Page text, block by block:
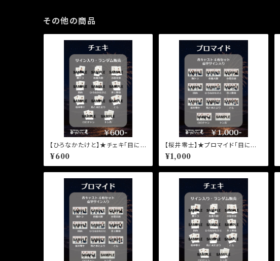
その他の商品
【ひろなかたけと】★チェキ「目に
沁みるんだ、夏。」野崎伊織
¥600
【桜井零士】★プロマイド「目に沁
みるんだ、夏。」永井圭介
¥1,000